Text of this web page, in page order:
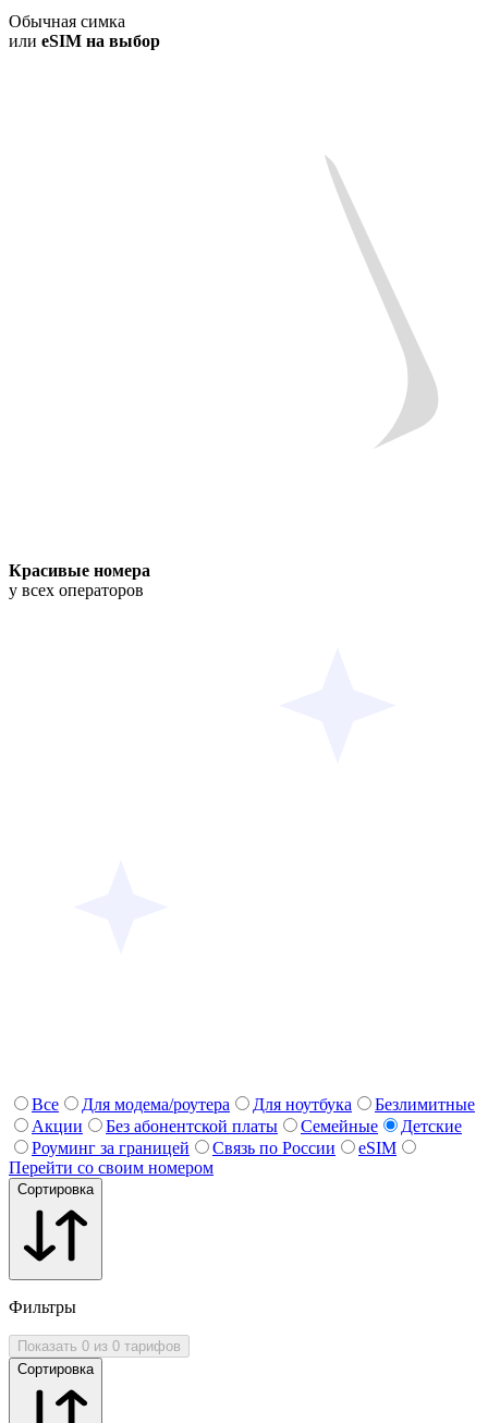
Обычная симка
или eSIM на выбор
Красивые номера
у всех операторов
Все Для модема/роутера Для ноутбука
Безлимитные
Акции
Без абонентской платы Семейные
Детские
Роуминг за границей
Связь по России
eSIM
Перейти со своим номером
Сортировка
Фильтры
Показать 0 из 0 тарифов
Сортировка